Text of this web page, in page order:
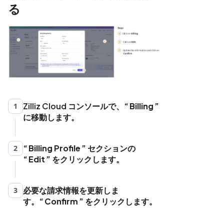
る
1 Zilliz Cloud コンソールで、
Billing
に移動します。
2 Billing Profile
セクションの
Edit
をクリックします。
3
必要な請求情報を更新しま
す。
Confirm をクリックします。